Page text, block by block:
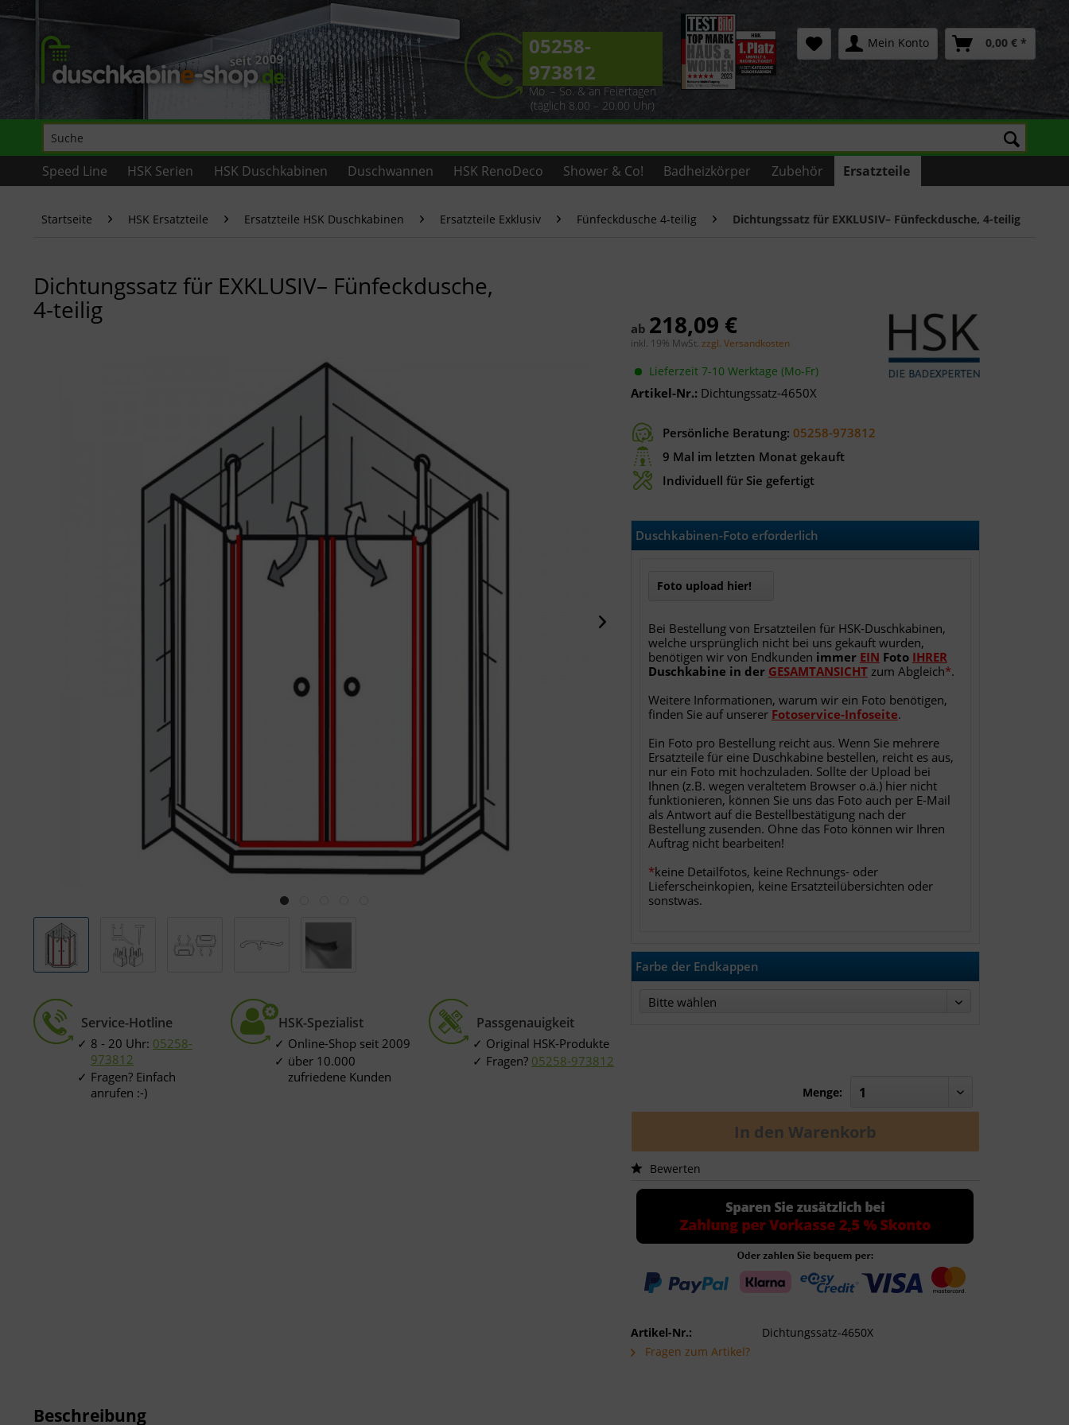
05258-
973812
Mo. – So. & an Feiertagen
(täglich 8.00 – 20.00 Uhr)
Mein Konto 0,00 € *
Speed Line HSK Serien HSK Duschkabinen Duschwannen HSK RenoDeco Shower & Co! Badheizkörper Zubehör Ersatzteile
Startseite HSK Ersatzteile Ersatzteile HSK Duschkabinen Ersatzteile Exklusiv Fünfeckdusche 4-teilig Dichtungssatz für EXKLUSIV– Fünfeckdusche, 4-teilig
Dichtungssatz für EXKLUSIV– Fünfeckdusche,
4-teilig
Service-Hotline
8 - 20 Uhr: 05258-
973812
Fragen? Einfach
anrufen :-)
HSK-Spezialist
Online-Shop seit 2009
über 10.000
zufriedene Kunden
Passgenauigkeit
Original HSK-Produkte
Fragen? 05258-973812
ab 218,09 €
inkl. 19% MwSt. zzgl. Versandkosten
Lieferzeit 7-10 Werktage (Mo-Fr)
Artikel-Nr.: Dichtungssatz-4650X
Persönliche Beratung: 05258-973812
9 Mal im letzten Monat gekauft
Individuell für Sie gefertigt
Duschkabinen-Foto erforderlich
Foto upload hier!
Bei Bestellung von Ersatzteilen für HSK-Duschkabinen,
welche ursprünglich nicht bei uns gekauft wurden,
benötigen wir von Endkunden immer EIN Foto IHRER
Duschkabine in der GESAMTANSICHTzum Abgleich*.
Weitere Informationen, warum wir ein Foto benötigen,
finden Sie auf unserer Fotoservice-Infoseite.
Ein Foto pro Bestellung reicht aus. Wenn Sie mehrere
Ersatzteile für eine Duschkabine bestellen, reicht es aus,
nur ein Foto mit hochzuladen. Sollte der Upload bei
Ihnen (z.B. wegen veraltetem Browser o.ä.) hier nicht
funktionieren, können Sie uns das Foto auch per E-Mail
als Antwort auf die Bestellbestätigung nach der
Bestellung zusenden. Ohne das Foto können wir Ihren
Auftrag nicht bearbeiten!
*keine Detailfotos, keine Rechnungs- oder
Lieferscheinkopien, keine Ersatzteilübersichten oder
sonstwas.
Farbe der Endkappen
Menge:
In den Warenkorb
Bewerten
Artikel-Nr.:
Dichtungssatz-4650X
Fragen zum Artikel?
Beschreibung